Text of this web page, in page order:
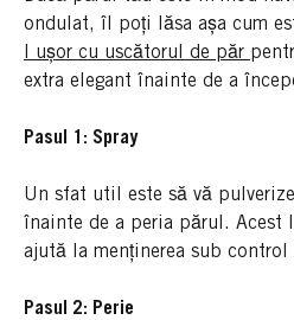
ondulat, îl poți lăsa așa cum
l ușor cu uscătorul de păr
extra elegant înainte de a
Pasul 1: Spray
Un sfat util este să vă
înainte de a peria părul. Acest
ajută la menținerea sub control
Pasul 2: Perie